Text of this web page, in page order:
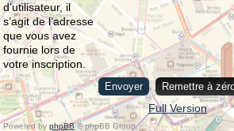
d’utilisateur, il
s’agit de l’adresse
que vous avez
fournie lors de
votre inscription.
Full Version
Powered by phpBB© phpBB Group.